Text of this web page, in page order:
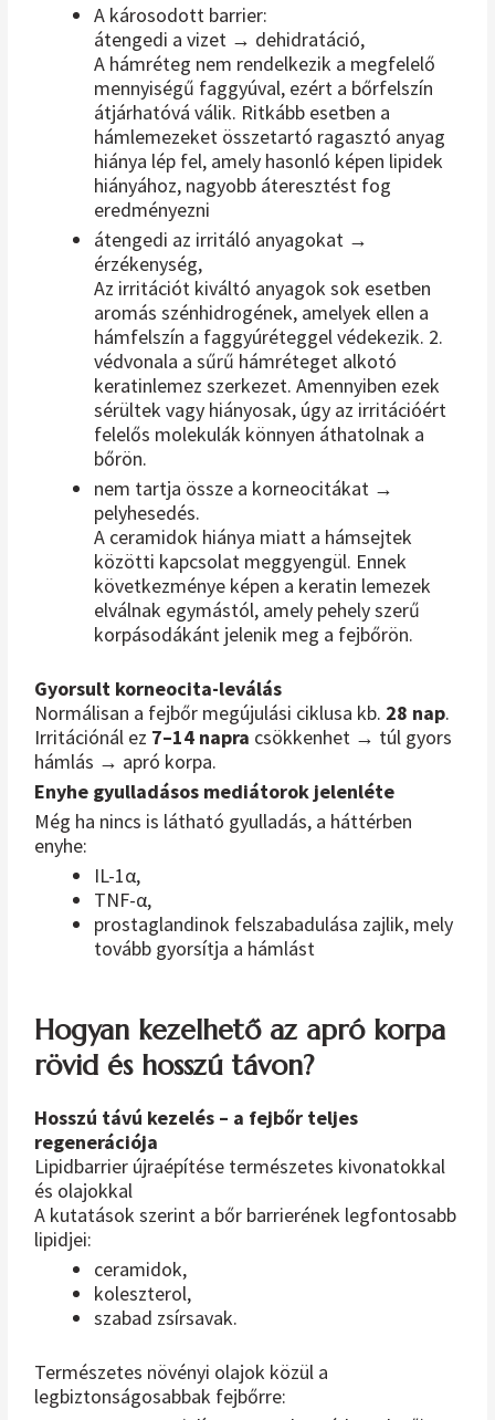
A károsodott barrier:
átengedi a vizet → dehidratáció,
A hámréteg nem rendelkezik a megfelelő
mennyiségű faggyúval, ezért a bőrfelszín
átjárhatóvá válik. Ritkább esetben a
hámlemezeket összetartó ragasztó anyag
hiánya lép fel, amely hasonló képen lipidek
hiányához, nagyobb áteresztést fog
eredményezni
átengedi az irritáló anyagokat →
érzékenység,
Az irritációt kiváltó anyagok sok esetben
aromás szénhidrogének, amelyek ellen a
hámfelszín a faggyúréteggel védekezik. 2.
védvonala a sűrű hámréteget alkotó
keratinlemez szerkezet. Amennyiben ezek
sérültek vagy hiányosak, úgy az irritációért
felelős molekulák könnyen áthatolnak a
bőrön.
nem tartja össze a korneocitákat →
pelyhesedés.
A ceramidok hiánya miatt a hámsejtek
közötti kapcsolat meggyengül. Ennek
következménye képen a keratin lemezek
elválnak egymástól, amely pehely szerű
korpásodákánt jelenik meg a fejbőrön.
Gyorsult korneocita-leválás
Normálisan a fejbőr megújulási ciklusa kb. 28 nap.
Irritációnál ez 7–14 napra csökkenhet → túl gyors
hámlás → apró korpa.
Enyhe gyulladásos mediátorok jelenléte
Még ha nincs is látható gyulladás, a háttérben
enyhe:
IL-1α,
TNF-α,
prostaglandinok felszabadulása zajlik, mely
tovább gyorsítja a hámlást
Hogyan kezelhető az apró korpa
rövid és hosszú távon?
Hosszú távú kezelés – a fejbőr teljes
regenerációja
Lipidbarrier újraépítése természetes kivonatokkal
és olajokkal
A kutatások szerint a bőr barrierének legfontosabb
lipidjei:
ceramidok,
koleszterol,
szabad zsírsavak.
Természetes növényi olajok közül a
legbiztonságosabbak fejbőrre: